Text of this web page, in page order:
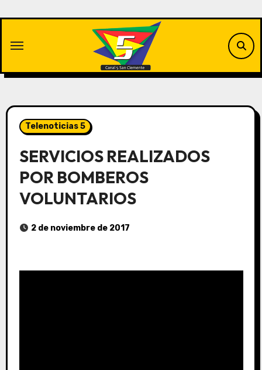
contenido
Telenoticias 5
SERVICIOS REALIZADOS
POR BOMBEROS
VOLUNTARIOS
2 de noviembre de 2017